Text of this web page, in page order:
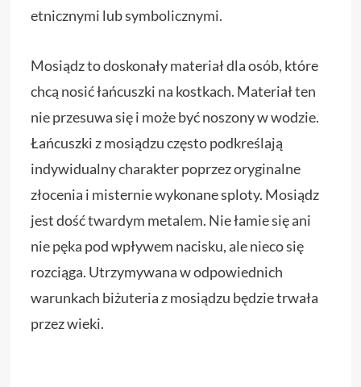
etnicznymi lub symbolicznymi.
Mosiądz to doskonały materiał dla osób, które
chcą nosić łańcuszki na kostkach. Materiał ten
nie przesuwa się i może być noszony w wodzie.
Łańcuszki z mosiądzu często podkreślają
indywidualny charakter poprzez oryginalne
złocenia i misternie wykonane sploty. Mosiądz
jest dość twardym metalem. Nie łamie się ani
nie pęka pod wpływem nacisku, ale nieco się
rozciąga. Utrzymywana w odpowiednich
warunkach biżuteria z mosiądzu będzie trwała
przez wieki.